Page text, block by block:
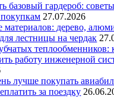
базовый гардероб:
27.07.2026
материалов: дерево,
лестницы на чердак
теплообменников:
работу инженерной
лучше покупать
за поездку